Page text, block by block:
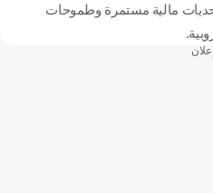
مالية مستمرة وطموحات